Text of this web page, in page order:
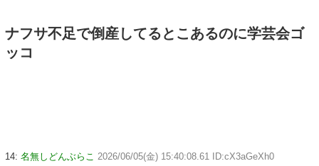
ナフサ不足で倒産してるとこあるのに学芸会ゴ
ッコ
14: 名無しどんぶらこ 2026/06/05(金) 15:40:08.61 ID:cX3aGeXh0